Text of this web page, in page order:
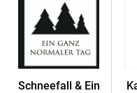
einem abgeschiedenen
Gegend begegnen ihm
jeder hier scheint etwas
Rätsel um den
Schneefall & Ein